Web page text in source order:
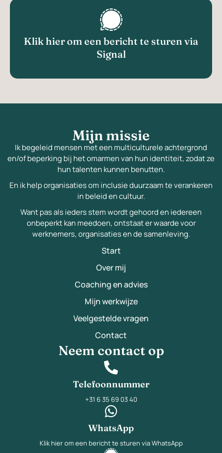
Klik hier om een bericht te sturen via
Signal
Mijn missie
Ik begeleid mensen met een multiculturele achtergrond
en/of beperking bij het omarmen van hun identiteit, zodat ze
hun talenten kunnen benutten.
En ik help organisaties om inclusie duurzaam te verankeren
in beleid en cultuur.
Want pas als ieders stem wordt gehoord en iedereen
onbeperkt kan meedoen, ontstaat er waarde voor
werknemers, organisaties en de samenleving.
Start
Over mij
Coaching en advies
Mijn werkwijze
Veelgestelde vragen
Contact
Neem contact op
Telefoonnummer
+31 6 35 69 03 40
WhatsApp
Klik hier om een bericht te sturen via WhatsApp